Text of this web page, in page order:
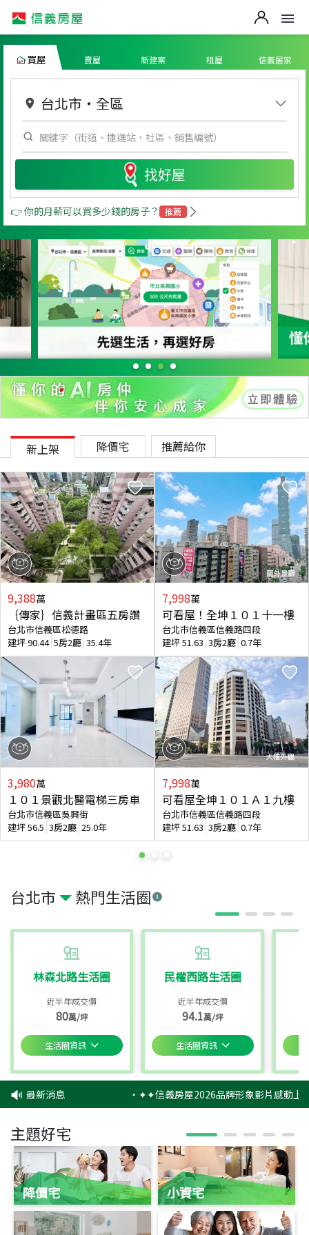
買屋 賣屋 新建案 租屋 信義居家
台北市 ・ 全區
找好屋
👉 你的月薪可以買多少錢的房子？ 推薦
台北市 熱門生活圈
林森北路生活圈
近半年成交價
80萬/坪
生活圈資訊
民權西路生活圈
近半年成交價
94.1萬/坪
生活圈資訊
新上架 降價宅 推薦給你
9,388萬
｛傳家｝信義計畫區五房讚
台北市信義區松德路
建坪90.44 5房2廳 35.4年
3,980萬
１０１景觀北醫電梯三房車
台北市信義區吳興街
建坪56.5 3房2廳 25.0年
7,998萬
可看屋！全坤１０１十一樓
台北市信義區信義路四段
建坪51.63 3房2廳 0.7年
7,998萬
可看屋全坤１０１Ａ１九樓
台北市信義區信義路四段
建坪51.63 3房2廳 0.7年
最新消息 ‧✦✦信義房屋2026品牌形象影片感動上
主題好宅
降價宅 小資宅